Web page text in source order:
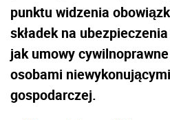
punktu widzenia
składek na
jak umowy
osobami
gospodarczej.